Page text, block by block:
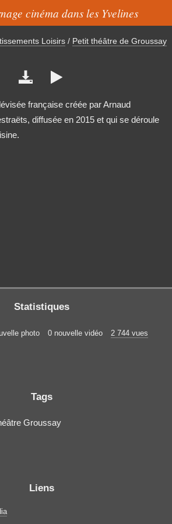
cinéma dans les Yvelines
Loisirs / Petit théâtre de Groussay
 
française créée par Arnaud
diffusée en 2015 et qui se déroule
Statistiques
photo 0 nouvelle vidéo 2 744 vues
Tags
Groussay
Liens